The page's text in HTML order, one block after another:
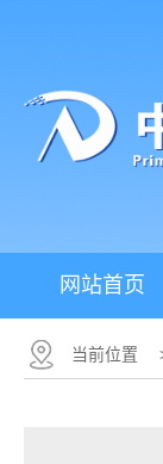
网站首页
当前位置